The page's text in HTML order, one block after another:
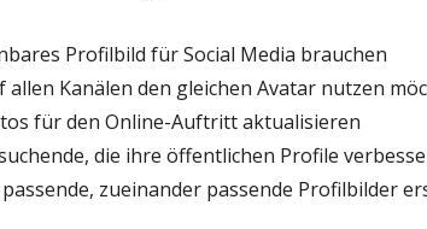
Profilbild für Social Media brauchen
Kanälen den gleichen Avatar nutzen
für den Online-Auftritt aktualisieren
die ihre öffentlichen Profile
zueinander passende Profilbilder